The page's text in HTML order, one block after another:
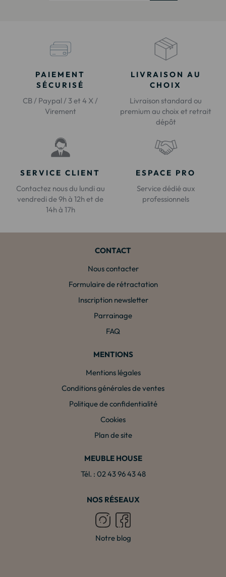
PAIEMENT
SÉCURISÉ
CB / Paypal / 3 et 4 X /
Virement
LIVRAISON AU
CHOIX
Livraison standard ou
premium au choix et retrait
dépôt
SERVICE CLIENT
Contactez nous du lundi au
vendredi de 9h à 12h et de
14h à 17h
ESPACE PRO
Service dédié aux
professionnels
CONTACT
Nous contacter
Formulaire de rétractation
Inscription newsletter
Parrainage
FAQ
MENTIONS
Mentions légales
Conditions générales de ventes
Politique de confidentialité
Cookies
Plan de site
MEUBLE HOUSE
Tél. : 02 43 96 43 48
NOS RÉSEAUX
Notre blog